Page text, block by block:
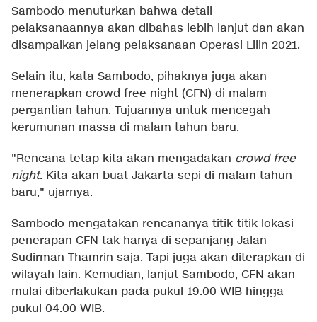
Sambodo menuturkan bahwa detail
pelaksanaannya akan dibahas lebih lanjut dan akan
disampaikan jelang pelaksanaan Operasi Lilin 2021.
Selain itu, kata Sambodo, pihaknya juga akan
menerapkan crowd free night (CFN) di malam
pergantian tahun. Tujuannya untuk mencegah
kerumunan massa di malam tahun baru.
"Rencana tetap kita akan mengadakan crowd free
night. Kita akan buat Jakarta sepi di malam tahun
baru," ujarnya.
Sambodo mengatakan rencananya titik-titik lokasi
penerapan CFN tak hanya di sepanjang Jalan
Sudirman-Thamrin saja. Tapi juga akan diterapkan di
wilayah lain. Kemudian, lanjut Sambodo, CFN akan
mulai diberlakukan pada pukul 19.00 WIB hingga
pukul 04.00 WIB.